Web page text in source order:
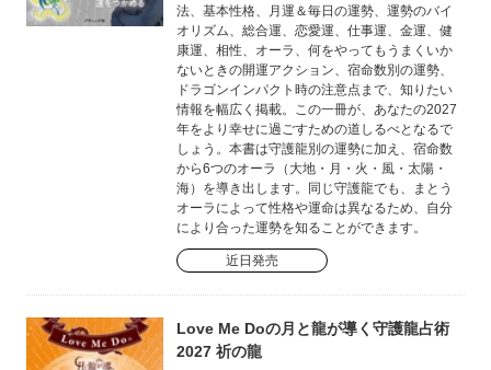
法、基本性格、月運＆毎日の運勢、運勢のバイ
オリズム、総合運、恋愛運、仕事運、金運、健
康運、相性、オーラ、何をやってもうまくいか
ないときの開運アクション、宿命数別の運勢、
ドラゴンインパクト時の注意点まで、知りたい
情報を幅広く掲載。この一冊が、あなたの2027
年をより幸せに過ごすための道しるべとなるで
しょう。本書は守護龍別の運勢に加え、宿命数
から6つのオーラ（大地・月・火・風・太陽・
海）を導き出します。同じ守護龍でも、まとう
オーラによって性格や運命は異なるため、自分
により合った運勢を知ることができます。
近日発売
Love Me Doの月と龍が導く守護龍占術
2027 祈の龍